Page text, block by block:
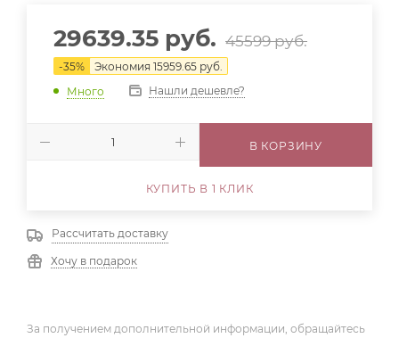
29639.35 руб. 45599руб.
-35% Экономия 15959.65 руб.
Много
Нашли дешевле?
В КОРЗИНУ
КУПИТЬ В 1 КЛИК
Рассчитать доставку
Хочу в подарок
За получением дополнительной информации, обращайтесь